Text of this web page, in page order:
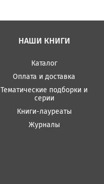
НАШИ КНИГИ
Каталог
Оплата и доставка
Тематические подборки и
серии
Книги-лауреаты
Журналы